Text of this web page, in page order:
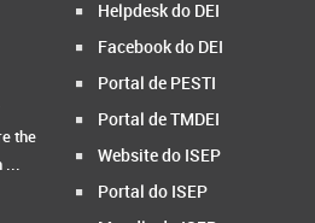
the
...
Helpdesk do DEI
Facebook do DEI
Portal de PESTI
Portal de TMDEI
Website do ISEP
Portal do ISEP